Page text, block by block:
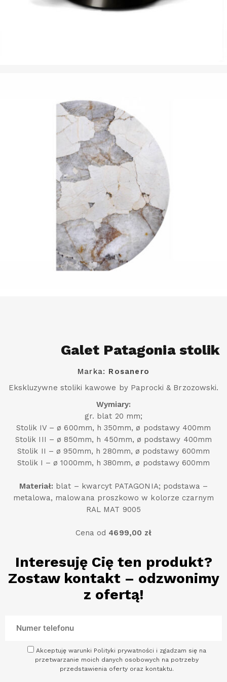
Galet Patagonia stolik
Marka: Rosanero
Ekskluzywne stoliki kawowe by Paprocki & Brzozowski.
Wymiary:
gr. blat 20 mm;
Stolik IV – ø 600mm, h 350mm, ø podstawy 400mm
Stolik III – ø 850mm, h 450mm, ø podstawy 400mm
Stolik II – ø 950mm, h 280mm, ø podstawy 600mm
Stolik I – ø 1000mm, h 380mm, ø podstawy 600mm
Materiał: blat – kwarcyt PATAGONIA; podstawa –
metalowa, malowana proszkowo w kolorze czarnym
RAL MAT 9005
Cena od 4699,00 zł
Interesuję Cię ten produkt?
Zostaw kontakt – odzwonimy
z ofertą!
Akceptuję warunki Polityki prywatności i zgadzam się na
przetwarzanie moich danych osobowych na potrzeby
przedstawienia oferty oraz kontaktu.